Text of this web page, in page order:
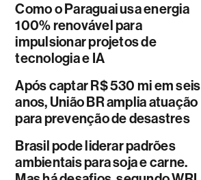
Como o Paraguai usa energia
100% renovável para
impulsionar projetos de
tecnologia e IA
Após captar R$ 530 mi em seis
anos, União BR amplia atuação
para prevenção de desastres
Brasil pode liderar padrões
ambientais para soja e carne.